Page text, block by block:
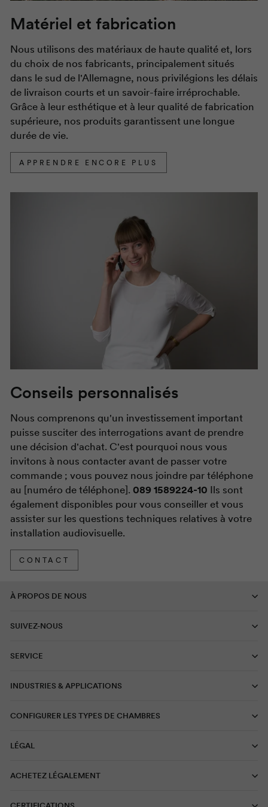
Matériel et fabrication
Nous utilisons des matériaux de haute qualité et, lors
du choix de nos fabricants, principalement situés
dans le sud de l'Allemagne, nous privilégions les délais
de livraison courts et un savoir-faire irréprochable.
Grâce à leur esthétique et à leur qualité de fabrication
supérieure, nos produits garantissent une longue
durée de vie.
APPRENDRE ENCORE PLUS
Conseils personnalisés
Nous comprenons qu'un investissement important
puisse susciter des interrogations avant de prendre
une décision d'achat. C'est pourquoi nous vous
invitons à nous contacter avant de passer votre
commande ; vous pouvez nous joindre par téléphone
au [numéro de téléphone]. 089 1589224-10 Ils sont
également disponibles pour vous conseiller et vous
assister sur les questions techniques relatives à votre
installation audiovisuelle.
CONTACT
À PROPOS DE NOUS
SUIVEZ-NOUS
SERVICE
INDUSTRIES & APPLICATIONS
CONFIGURER LES TYPES DE CHAMBRES
LÉGAL
ACHETEZ LÉGALEMENT